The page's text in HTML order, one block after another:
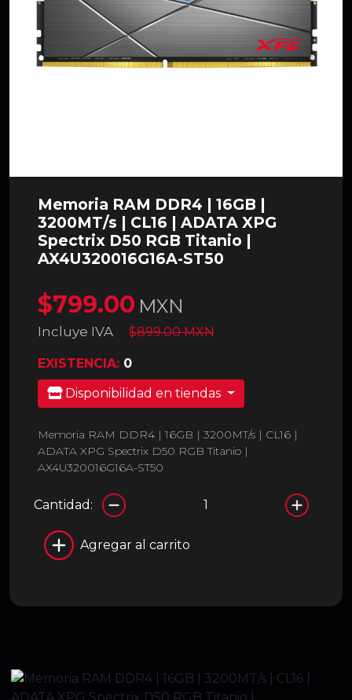
Memoria RAM DDR4 | 16GB |
3200MT/s | CL16 | ADATA XPG
Spectrix D50 RGB Titanio |
AX4U320016G16A-ST50
$799.00 MXN
Incluye IVA $899.00 MXN
EXISTENCIA: 0
Disponibilidad en tiendas
Memoria RAM DDR4 | 16GB | 3200MT/s | CL16 |
ADATA XPG Spectrix D50 RGB Titanio |
AX4U320016G16A-ST50
Cantidad:
Agregar al carrito